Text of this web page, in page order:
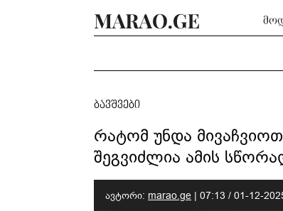
ბავშვები
რატომ უნდა
შეგვიძლია ამის
ავტორი: marao.ge | 07:13 / 01-12-